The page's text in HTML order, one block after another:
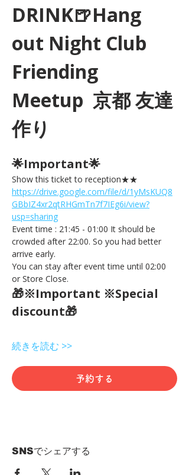
DRINK🍺Hang
out Night Club
Friending
Meetup  京都 友達
作り
🌟Important🌟
Show this ticket to reception★★
https://drive.google.com/file/d/1yMsKUQ8
GBbIZ4xr2qtRHGmTn7f7IEg6i/view?
usp=sharing
Event time : 21:45 - 01:00 It should be
crowded after 22:00. So you had better
arrive early.
You can stay after event time until 02:00
or Store Close.
🎁※Important ※Special
discount🎁
続きを読む >>
予約する
SNSでシェアする